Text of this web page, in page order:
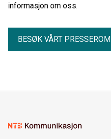
informasjon om oss.
BESØK VÅRT PRESSEROM